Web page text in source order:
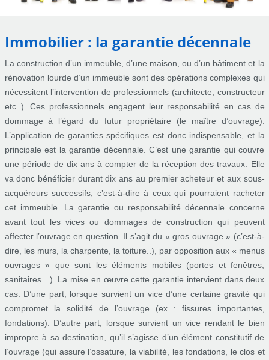
Immobilier : la garantie décennale
La construction d’un immeuble, d’une maison, ou d’un bâtiment et la
rénovation lourde d’un immeuble sont des opérations complexes qui
nécessitent l’intervention de professionnels (architecte, constructeur
etc..). Ces professionnels engagent leur responsabilité en cas de
dommage à l’égard du futur propriétaire (le maître d’ouvrage).
L’application de garanties spécifiques est donc indispensable, et la
principale est la garantie décennale. C’est une garantie qui couvre
une période de dix ans à compter de la réception des travaux. Elle
va donc bénéficier durant dix ans au premier acheteur et aux sous-
acquéreurs successifs, c’est-à-dire à ceux qui pourraient racheter
cet immeuble. La garantie ou responsabilité décennale concerne
avant tout les vices ou dommages de construction qui peuvent
affecter l’ouvrage en question. Il s’agit du « gros ouvrage » (c’est-à-
dire, les murs, la charpente, la toiture..), par opposition aux « menus
ouvrages » que sont les éléments mobiles (portes et fenêtres,
sanitaires…). La mise en œuvre cette garantie intervient dans deux
cas. D’une part, lorsque survient un vice d’une certaine gravité qui
compromet la solidité de l’ouvrage (ex : fissures importantes,
fondations). D’autre part, lorsque survient un vice rendant le bien
impropre à sa destination, qu’il s’agisse d’un élément constitutif de
l’ouvrage (qui assure l’ossature, la viabilité, les fondations, le clos et